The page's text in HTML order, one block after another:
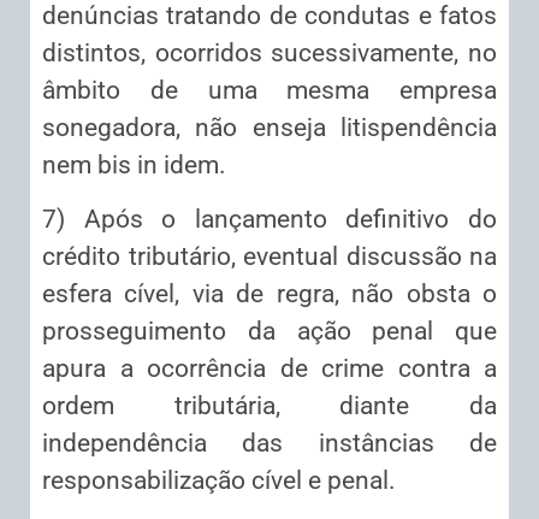
denúncias tratando de condutas e fatos
distintos, ocorridos sucessivamente, no
âmbito de uma mesma empresa
sonegadora, não enseja litispendência
nem bis in idem.
7) Após o lançamento definitivo do
crédito tributário, eventual discussão na
esfera cível, via de regra, não obsta o
prosseguimento da ação penal que
apura a ocorrência de crime contra a
ordem tributária, diante da
independência das instâncias de
responsabilização cível e penal.